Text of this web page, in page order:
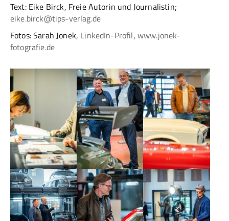
Text: Eike Birck, Freie Autorin und Journalistin;
eike.birck@tips-verlag.de
Fotos: Sarah Jonek, LinkedIn-Profil, www.jonek-
fotografie.de